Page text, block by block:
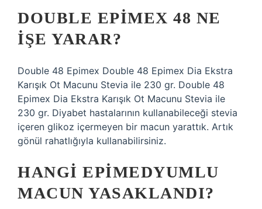
DOUBLE EPIMEX 48 NE
IŞE YARAR?
Double 48 Epimex Double 48 Epimex Dia Ekstra
Karışık Ot Macunu Stevia ile 230 gr. Double 48
Epimex Dia Ekstra Karışık Ot Macunu Stevia ile
230 gr. Diyabet hastalarının kullanabileceği stevia
içeren glikoz içermeyen bir macun yarattık. Artık
gönül rahatlığıyla kullanabilirsiniz.
HANGI EPIMEDYUMLU
MACUN YASAKLANDI?